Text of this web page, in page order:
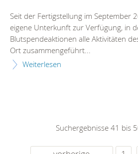
Seit der Fertigstellung im September
eigene Unterkunft zur Verfügung, in
Blutspendeaktionen alle Aktivitäten
Ort zusammengeführt...
Weiterlesen
Suchergebnisse 41 bis